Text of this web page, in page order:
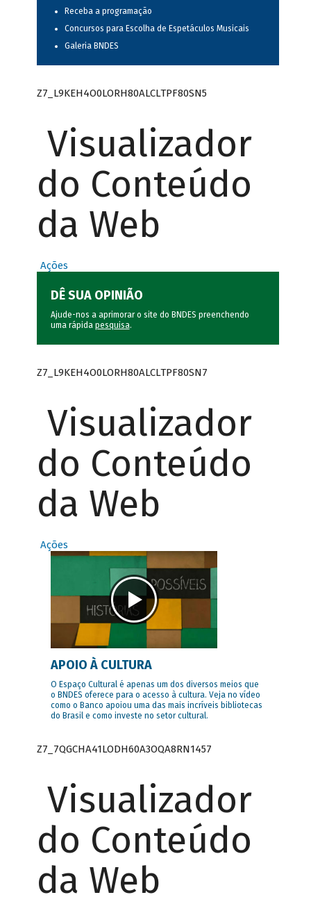
Receba a programação
Concursos para Escolha de Espetáculos Musicais
Galeria BNDES
Z7_L9KEH4O0LORH80ALCLTPF80SN5
Visualizador
do Conteúdo
da Web
Ações
DÊ SUA OPINIÃO
Ajude-nos a aprimorar o site do BNDES preenchendo
uma rápida pesquisa.
Z7_L9KEH4O0LORH80ALCLTPF80SN7
Visualizador
do Conteúdo
da Web
Ações
APOIO À CULTURA
O Espaço Cultural é apenas um dos diversos meios que
o BNDES oferece para o acesso à cultura. Veja no vídeo
como o Banco apoiou uma das mais incríveis bibliotecas
do Brasil e como investe no setor cultural.
Z7_7QGCHA41LODH60A3OQA8RN1457
Visualizador
do Conteúdo
da Web